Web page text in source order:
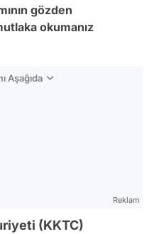
gözden
okumanız
Aşağıda
Reklam
(KKTC)